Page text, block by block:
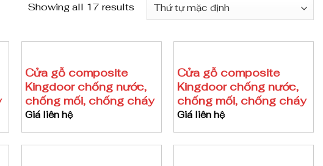
Showing all 17 results
Cửa gỗ composite
Kingdoor chống nước,
chống mối, chống cháy
Giá liên hệ
Cửa gỗ composite
Kingdoor chống nước,
chống mối, chống cháy
Giá liên hệ